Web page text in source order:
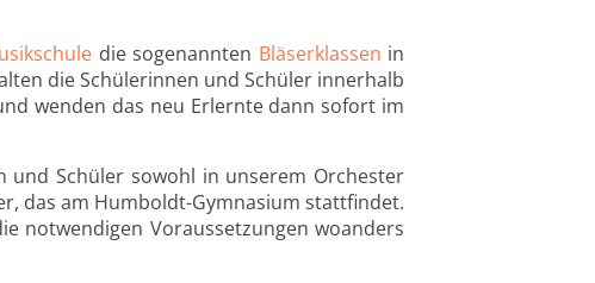
die sogenannten Bläserklassen in
die Schülerinnen und Schüler innerhalb
wenden das neu Erlernte dann sofort im
und Schüler sowohl in unserem Orchester
das am Humboldt-Gymnasium stattfindet.
notwendigen Voraussetzungen woanders